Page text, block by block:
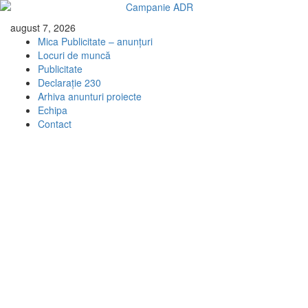
Skip
content
august 7, 2026
Mica Publicitate – anunțuri
Locuri de muncă
Publicitate
Declarație 230
Arhiva anunturi proiecte
Echipa
Contact